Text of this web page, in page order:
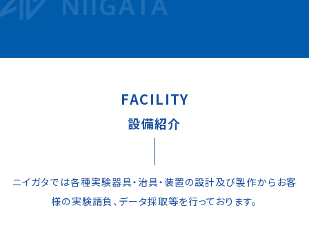
FACILITY
設備紹介
ニイガタでは各種実験器具・治具・装置の設計及び製作から お客
様の実験請負、データ採取等を行っております。